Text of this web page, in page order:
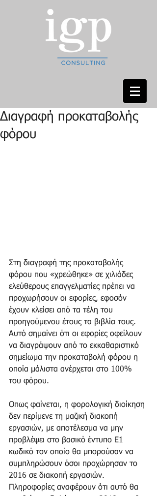
Διαγραφή προκαταβολής
φόρου
Στη διαγραφή της προκαταβολής
φόρου που «χρεώθηκε» σε χιλιάδες
ελεύθερους επαγγελματίες πρέπει να
προχωρήσουν οι εφορίες, εφοσόν
έχουν κλείσει από τα τέλη του
προηγούμενου έτους τα βιβλία τους.
Αυτό σημαίνει ότι οι εφορίες οφείλουν
να διαγράψουν από το εκκαθαριστικό
σημείωμα την προκαταβολή φόρου η
οποία μάλιστα ανέρχεται στο 100%
του φόρου.
Οπως φαίνεται, η φορολογική διοίκηση
δεν περίμενε τη μαζική διακοπή
εργασιών, με αποτέλεσμα να μην
προβλέψει στο βασικό έντυπο Ε1
κωδικό τον οποίο θα μπορούσαν να
συμπληρώσουν όσοι προχώρησαν το
2016 σε διακοπή εργασιών.
Πληροφορίες αναφέρουν ότι αυτό θα